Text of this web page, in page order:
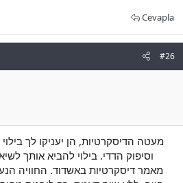
Cevapla
#26
מעטה הדיסקרטיות, הן יעניקו לך
וסיפוק הדדי. בילוי להביא אותך
מאמר דיסקרטיות באשדוד. החוויה